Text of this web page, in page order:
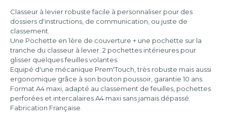
Classeur à levier robuste facile à personnaliser pour des
dossiers d'instructions, de communication, ou juste de
classement.
Une Pochette en 1ère de couverture + une pochette sur la
tranche du classeur à levier. 2 pochettes intérieures pour
glisser quelques feuilles volantes.
Equipé d'une mécanique Prem'Touch, très robuste mais aussi
ergonomique grâce à son bouton poussoir, garantie 10 ans.
Format A4 maxi, adapté au classement de feuilles, pochettes
perforées et intercalaires A4 maxi sans jamais dépassé.
Fabrication Française.